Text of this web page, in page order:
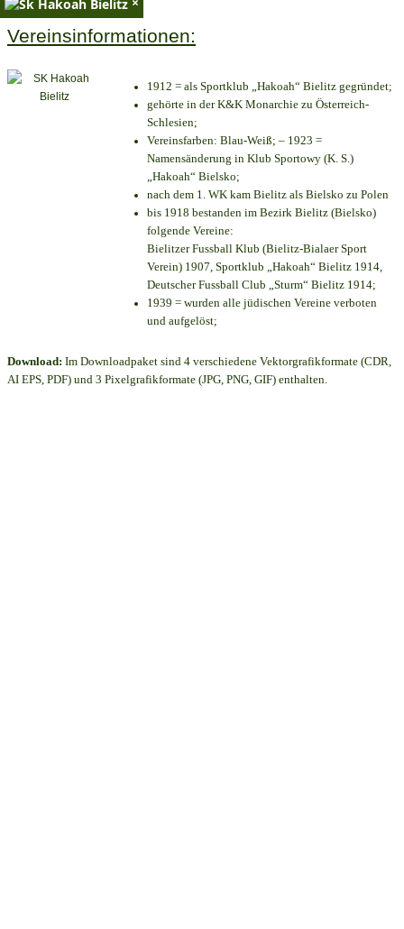
Vereinsinformationen:
1912 = als Sportklub „Hakoah“ Bielitz gegründet;
gehörte in der K&K Monarchie zu Österreich-
Schlesien;
Vereinsfarben: Blau-Weiß; – 1923 =
Namensänderung in Klub Sportowy (K. S.)
„Hakoah“ Bielsko;
nach dem 1. WK kam Bielitz als Bielsko zu Polen
bis 1918 bestanden im Bezirk Bielitz (Bielsko)
folgende Vereine:
Bielitzer Fussball Klub (Bielitz-Bialaer Sport
Verein) 1907, Sportklub „Hakoah“ Bielitz 1914,
Deutscher Fussball Club „Sturm“ Bielitz 1914;
1939 = wurden alle jüdischen Vereine verboten
und aufgelöst;
Download: Im Downloadpaket sind 4 verschiedene Vektorgrafikformate (CDR,
AI EPS, PDF) und 3 Pixelgrafikformate (JPG, PNG, GIF) enthalten.